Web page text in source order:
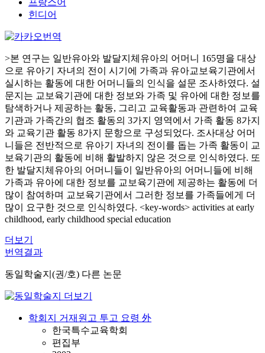
프랑스어
힌디어
>본 연구는 일반유아와 발달지체유아의 어머니 165명을 대상
으로 유아기 자녀의 전이 시기에 가족과 유아교보육기관에서
실시하는 활동에 대한 어머니들의 인식을 설문 조사하였다. 설
문지는 교보육기관에 대한 정보와 가족 및 유아에 대한 정보를
탐색하거나 제공하는 활동, 그리고 교육활동과 관련하여 교육
기관과 가족간의 협조 활동의 3가지 영역에서 가족 활동 8가지
와 교육기관 활동 8가지 문항으로 구성되었다. 조사대상 어머
니들은 전반적으로 유아기 자녀의 전이를 돕는 가족 활동이 교
보육기관의 활동에 비해 활발하지 않은 것으로 인식하였다. 또
한 발달지체유아의 어머니들이 일반유아의 어머니들에 비해
가족과 유아에 대한 정보를 교보육기관에 제공하는 활동에 더
많이 참여하며 교보육기관에서 그러한 정보를 가족들에게 더
많이 요구한 것으로 인식하였다. <key-words> activities at early
childhood, early childhood special education
더보기
번역결과
동일학술지(권/호) 다른 논문
학회지 거재원고 투고 요령 外
한국특수교육학회
편집부